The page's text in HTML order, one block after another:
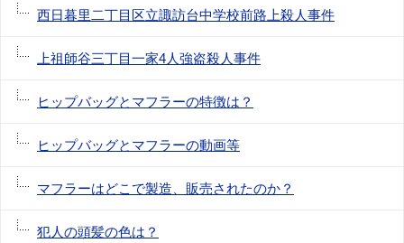
西日暮里二丁目区立諏訪台中学校前路上殺人事件
上祖師谷三丁目一家4人強盗殺人事件
ヒップバッグとマフラーの特徴は？
ヒップバッグとマフラーの動画等
マフラーはどこで製造、販売されたのか？
犯人の頭髪の色は？